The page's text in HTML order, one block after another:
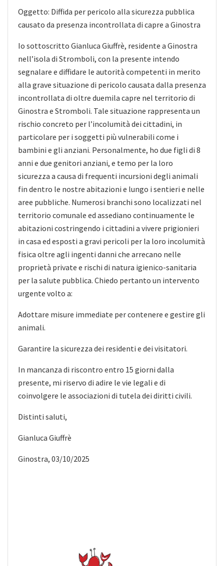
Oggetto: Diffida per pericolo alla sicurezza pubblica
causato da presenza incontrollata di capre a Ginostra
Io sottoscritto Gianluca Giuffrè, residente a Ginostra
nell’isola di Stromboli, con la presente intendo
segnalare e diffidare le autorità competenti in merito
alla grave situazione di pericolo causata dalla presenza
incontrollata di oltre duemila capre nel territorio di
Ginostra e Stromboli. Tale situazione rappresenta un
rischio concreto per l’incolumità dei cittadini, in
particolare per i soggetti più vulnerabili come i
bambini e gli anziani. Personalmente, ho due figli di 8
anni e due genitori anziani, e temo per la loro
sicurezza a causa di frequenti incursioni degli animali
fin dentro le nostre abitazioni e lungo i sentieri e nelle
aree pubbliche. Numerosi branchi sono localizzati nel
territorio comunale ed assediano continuamente le
abitazioni costringendo i cittadini a vivere prigionieri
in casa ed esposti a gravi pericoli per la loro incolumità
fisica oltre agli ingenti danni che arrecano nelle
proprietà private e rischi di natura igienico-sanitaria
per la salute pubblica. Chiedo pertanto un intervento
urgente volto a:
Adottare misure immediate per contenere e gestire gli
animali.
Garantire la sicurezza dei residenti e dei visitatori.
In mancanza di riscontro entro 15 giorni dalla
presente, mi riservo di adire le vie legali e di
coinvolgere le associazioni di tutela dei diritti civili.
Distinti saluti,
Gianluca Giuffrè
Ginostra, 03/10/2025